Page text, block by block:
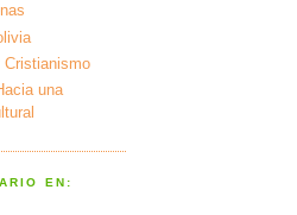
Cristianismo
una
EN: